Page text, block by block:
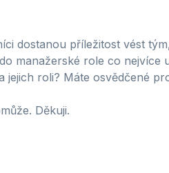
dostanou příležitost vést
manažerské role co nejvíce
roli? Máte osvědčené
Děkuji.